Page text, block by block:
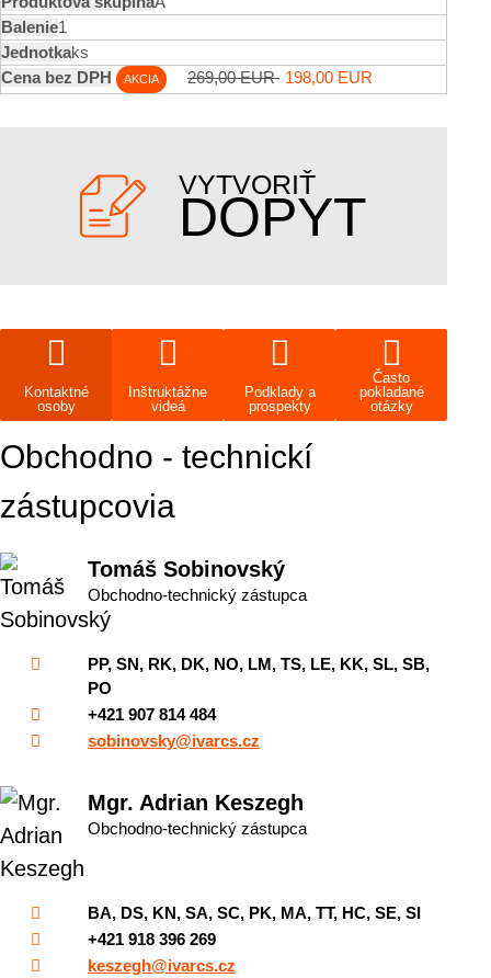
1
ks
AKCIA 269,00 EUR 198,00 EUR
VYTVORIŤ
DOPYT
Kontaktné
osoby
Inštruktážne
videá
Podklady a
prospekty
Často
pokladané
otázky
Obchodno - technickí
zástupcovia
Tomáš Sobinovský
Obchodno-technický zástupca
PP, SN, RK, DK, NO, LM, TS, LE, KK, SL, SB,
PO
+421 907 814 484
sobinovsky@ivarcs.cz
Mgr. Adrian Keszegh
Obchodno-technický zástupca
BA, DS, KN, SA, SC, PK, MA, TT, HC, SE, SI
+421 918 396 269
keszegh@ivarcs.cz